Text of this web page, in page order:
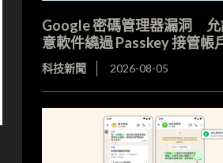
Google 密碼管理器漏洞 允
意軟件繞過 Passkey 接管帳
科技新聞 2026-08-05